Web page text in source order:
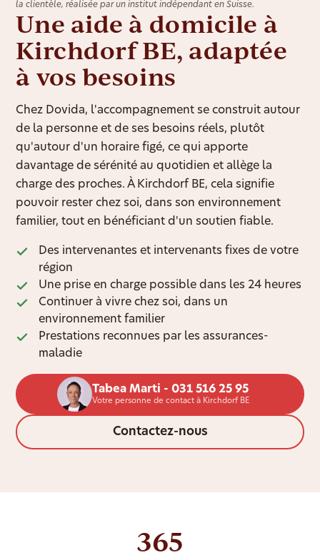
la clientèle, réalisée par un institut indépendant en Suisse.
Une aide à domicile à
Kirchdorf BE, adaptée
à vos besoins
Chez Dovida, l'accompagnement se construit autour
de la personne et de ses besoins réels, plutôt
qu'autour d'un horaire figé, ce qui apporte
davantage de sérénité au quotidien et allège la
charge des proches. À Kirchdorf BE, cela signifie
pouvoir rester chez soi, dans son environnement
familier, tout en bénéficiant d'un soutien fiable.
Des intervenantes et intervenants fixes de votre
région
Une prise en charge possible dans les 24 heures
Continuer à vivre chez soi, dans un
environnement familier
Prestations reconnues par les assurances-
maladie
Tabea Marti - 031 516 25 95
Votre personne de contact à Kirchdorf BE
Contactez-nous
365